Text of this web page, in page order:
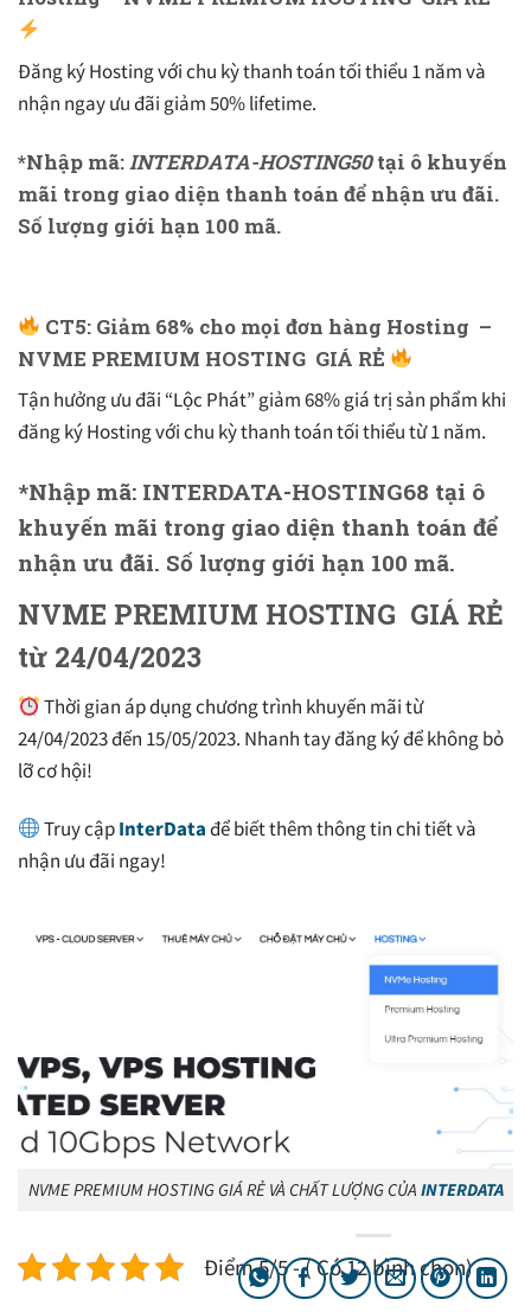
Đăng ký Hosting với chu kỳ thanh toán tối thiểu 1 năm và
nhận ngay ưu đãi giảm 50% lifetime.
*Nhập mã:INTERDATA-HOSTING50tại ô khuyến
mãi trong giao diện thanh toán để nhận ưu đãi.
Số lượng giới hạn 100 mã.
CT5: Giảm 68% cho mọi đơn hàng Hosting –
NVME PREMIUM HOSTING GIÁ RẺ
Tận hưởng ưu đãi “Lộc Phát” giảm 68% giá trị sản phẩm khi
đăng ký Hosting với chu kỳ thanh toán tối thiểu từ 1 năm.
*Nhập mã: INTERDATA-HOSTING68 tại ô
khuyến mãi trong giao diện thanh toán để
nhận ưu đãi. Số lượng giới hạn 100 mã.
NVME PREMIUM HOSTING GIÁ RẺ
từ 24/04/2023
Thời gian áp dụng chương trình khuyến mãi từ
24/04/2023 đến 15/05/2023. Nhanh tay đăng ký để không bỏ
lỡ cơ hội!
Truy cậpInterDatađể biết thêm thông tin chi tiết và
nhận ưu đãi ngay!
NVME PREMIUM HOSTING GIÁ RẺ VÀ CHẤT LƯỢNG CỦA INTERDATA
Điểm 5/5 - ( Có 12 bình chọn)